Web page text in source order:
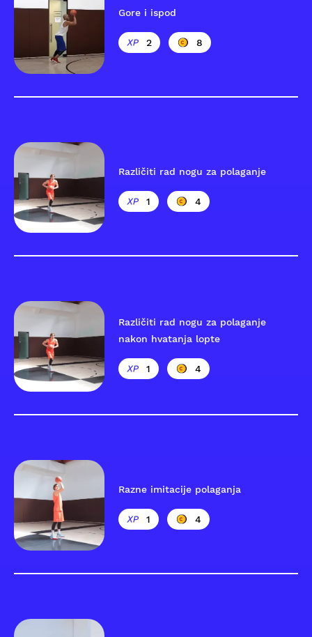
Gore i ispod
2 8
Različiti rad nogu za polaganje
1 4
Različiti rad nogu za polaganje
nakon hvatanja lopte
1 4
Razne imitacije polaganja
1 4